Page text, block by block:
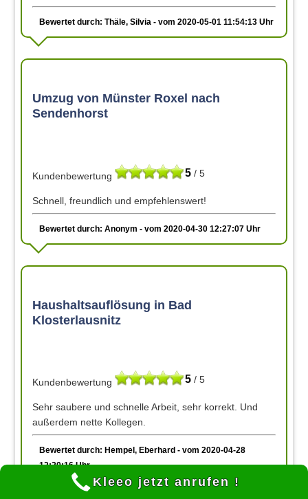
Bewertet durch: Thäle, Silvia - vom 2020-05-01 11:54:13 Uhr
Umzug von Münster Roxel nach
Sendenhorst
5 / 5
Kundenbewertung
Schnell, freundlich und empfehlenswert!
Bewertet durch: Anonym - vom 2020-04-30 12:27:07 Uhr
Haushaltsauflösung in Bad
Klosterlausnitz
5 / 5
Kundenbewertung
Sehr saubere und schnelle Arbeit, sehr korrekt. Und
außerdem nette Kollegen.
Bewertet durch: Hempel, Eberhard - vom 2020-04-28
12:20:16 Uhr
Kleeo jetzt anrufen !